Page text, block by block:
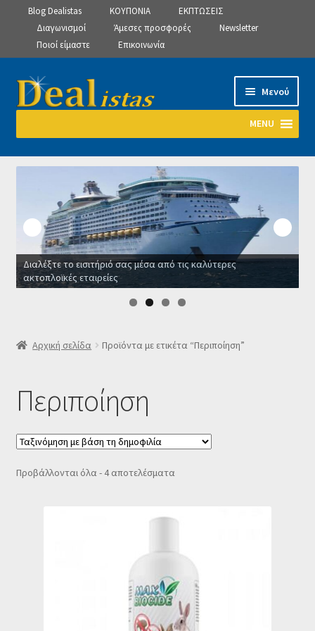
Blog Dealistas ΚΟΥΠΟΝΙΑ
ΕΚΠΤΩΣΕΙΣ
Διαγωνισμοί
Άμεσες προσφορές
Newsletter
Ποιοί είμαστε
Επικοινωνία
Απευθείας
μετάβαση
πλοήγηση
Μετάβαση
σε
Μενού
MENU
Αρχική
Manage Subscriptions
Manage Subscriptions
Manage Subscriptions
SLIDER
Δελτίο νέων
Διαλέξτε το εισιτήριό σας μέσα από τις καλύτερες
ακτοπλοϊκές εταιρείες
Αρχική σελίδα Προϊόντα με ετικέτα “Περιποίηση”
Περιποίηση
Προβάλλονται όλα - 4 αποτελέσματαSorted